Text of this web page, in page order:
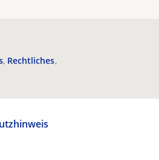
Rechtliches